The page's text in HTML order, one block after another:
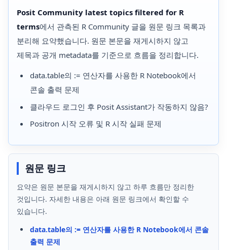
Posit Community latest topics filtered for R
terms에서 관측된 R Community 글을 원문 링크 목록과
분리해 요약했습니다. 원문 본문을 재게시하지 않고
제목과 공개 metadata를 기준으로 흐름을 정리합니다.
data.table의 := 연산자를 사용한 R Notebook에서
콘솔 출력 문제
클라우드 로그인 후 Posit Assistant가 작동하지 않음?
Positron 시작 오류 및 R 시작 실패 문제
원문 링크
요약은 원문 본문을 재게시하지 않고 하루 흐름만 정리한
것입니다. 자세한 내용은 아래 원문 링크에서 확인할 수
있습니다.
data.table의 := 연산자를 사용한 R Notebook에서 콘솔
출력 문제